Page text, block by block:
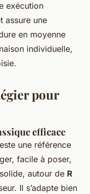
exécution
assure une
en moyenne
individuelle,
pour
efficace
une référence
facile à poser,
autour de R
Il s’adapte bien